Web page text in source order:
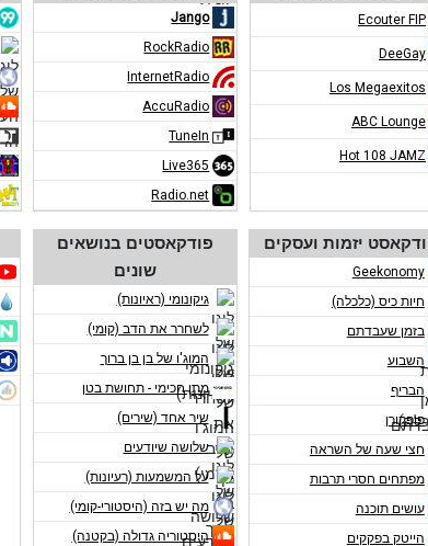
Ecouter FIP
DeeGay
Los Megaexitos
ABC Lounge
Hot 108 JAMZ
Jango
RockRadio
InternetRadio
AccuRadio
TuneIn
Live365
Radio.net
יזמות ועסקים
Geekonomy
חיות כיס (כלכלה)
בזמן שעבדתם
השבוע
הבריף
פופקורן
חצי שעה של השראה
מפתחים חסרי תרבות
עושים תוכנה
הייטק בפקקים
פודקאסטים בנושאים
שונים
גיקונומי (ראיונות)
לשחרר את הדב (קומי)
המוג'ו של בן בן ברוך
מתן חכימי - תחושת בטן
שיר אחד (שירים)
שלושה שיודעים
על המשמעות (רעיונות)
מה יש בזה (היסטורי-קומי)
היסטוריה גדולה (בקטנה)